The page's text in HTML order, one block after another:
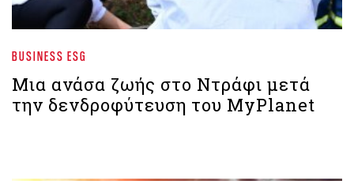
BUSINESS ESG
Μια ανάσα ζωής στο Ντράφι μετά
την δενδροφύτευση του MyPlanet